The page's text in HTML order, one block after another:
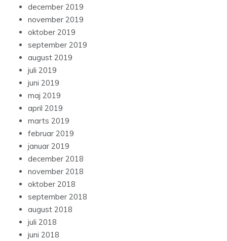
december 2019
november 2019
oktober 2019
september 2019
august 2019
juli 2019
juni 2019
maj 2019
april 2019
marts 2019
februar 2019
januar 2019
december 2018
november 2018
oktober 2018
september 2018
august 2018
juli 2018
juni 2018